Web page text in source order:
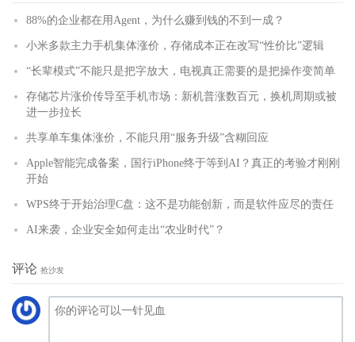
88%的企业都在用Agent，为什么赚到钱的不到一成？
小米多款主力手机集体涨价，存储成本正在改写“性价比”逻辑
“长辈模式”不能只是把字放大，电视真正需要的是把操作变简单
存储芯片涨价传导至手机市场：新机普涨数百元，换机周期或被
进一步拉长
共享单车集体涨价，不能只用“服务升级”含糊回应
Apple智能完成备案，国行iPhone终于等到AI？真正的考验才刚刚
开始
WPS终于开始治理C盘：这不是功能创新，而是软件应尽的责任
AI来袭，企业安全如何走出“农业时代”？
评论 抢沙发